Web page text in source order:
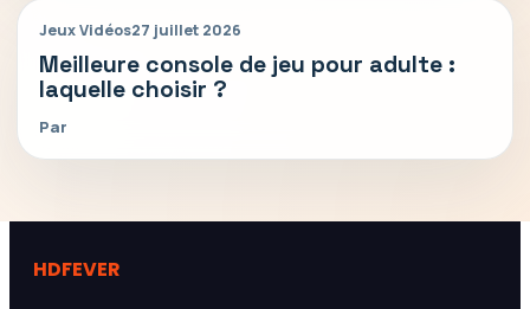
Jeux Vidéos27 juillet 2026
Meilleure console de jeu pour adulte :
laquelle choisir ?
Par
HDFEVER